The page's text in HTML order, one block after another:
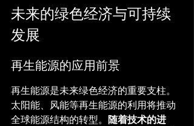
未来的绿色经济与可持续
发展
再生能源的应用前景
再生能源是未来绿色经济的重要支柱。
太阳能、风能等再生能源的利用将推动
全球能源结构的转型。
随着技术的进